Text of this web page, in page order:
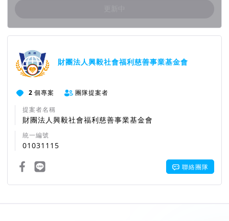
財團法人興毅社會福利慈善事業基金會
2 個專案
團隊提案者
提案者名稱
財團法人興毅社會福利慈善事業基金會
統一編號
01031115
聯絡團隊